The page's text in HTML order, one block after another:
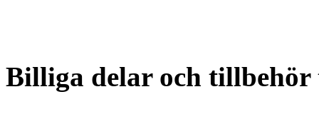
Billiga delar och